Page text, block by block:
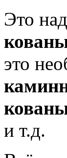
Это
это
и т.д.